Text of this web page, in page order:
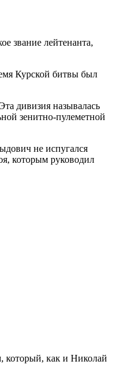
звание лейтенанта,
Курской битвы был
дивизия называлась
зенитно-пулеметной
не испугался
которым руководил
который, как и Николай